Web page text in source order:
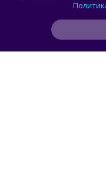
сменными
разработали